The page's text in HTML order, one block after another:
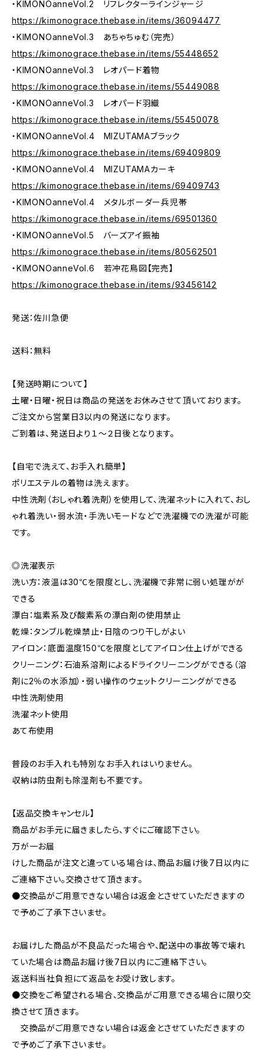
・KIMONOanneVol.2 リフレクターラインジャージ
https://kimonograce.thebase.in/items/36094477
・KIMONOanneVol.3 あちゃちゅむ（完売）
https://kimonograce.thebase.in/items/55448652
・KIMONOanneVol.3 レオパード着物
https://kimonograce.thebase.in/items/55449088
・KIMONOanneVol.3 レオパード羽織
https://kimonograce.thebase.in/items/55450078
・KIMONOanneVol.4 MIZUTAMAブラック
https://kimonograce.thebase.in/items/69409809
・KIMONOanneVol.4 MIZUTAMAカーキ
https://kimonograce.thebase.in/items/69409743
・KIMONOanneVol.4 メタルボーダー兵児帯
https://kimonograce.thebase.in/items/69501360
・KIMONOanneVol.5 バーズアイ振袖
https://kimonograce.thebase.in/items/80562501
・KIMONOanneVol.6 若冲花鳥図【完売】
https://kimonograce.thebase.in/items/93456142
発送：佐川急便
送料：無料
【発送時期について】
土曜・日曜・祝日は商品の発送をお休みさせて頂いております。
ご注文から営業日3以内の発送になります。
ご到着は、発送日より１～２日後となります。
【自宅で洗えて、お手入れ簡単】
ポリエステルの着物は洗えます。
中性洗剤（おしゃれ着洗剤）を使用して、洗濯ネットに入れて、おし
ゃれ着洗い・弱水流・手洗いモードなどで洗濯機での洗濯が可能
です。
◎洗濯表示
洗い方：液温は30℃を限度とし、洗濯機で非常に弱い処理がが
できる
漂白：塩素系及び酸素系の漂白剤の使用禁止
乾燥：タンブル乾燥禁止・日陰のつり干しがよい
アイロン：底面温度150℃を限度としてアイロン仕上げができる
クリーニング：石油系溶剤によるドライクリーニングができる（溶
剤に2％の水添加）・弱い操作のウェットクリーニングができる
中性洗剤使用
洗濯ネット使用
あて布使用
普段のお手入れも特別なお手入れはいりません。
収納は防虫剤も除湿剤も不要です。
【返品交換キャンセル】
商品がお手元に届きましたら、すぐにご確認下さい。
万が一お届
けした商品が注文と違っている場合は、商品お届け後7日以内に
ご連絡下さい。交換させて頂きます。
●交換品がご用意できない場合は返金とさせていただきますの
で予めご了承下さいませ。
お届けした商品が不良品だった場合や、配送中の事故等で壊れ
ていた場合は商品お届け後7日以内にご連絡下さい。
返送料当社負担にて返品をお受け致します。
●交換をご希望される場合、交換品がご用意できる場合に限り交
換させて頂きます。
交換品がご用意できない場合は返金とさせていただきますの
で予めご了承下さいませ。